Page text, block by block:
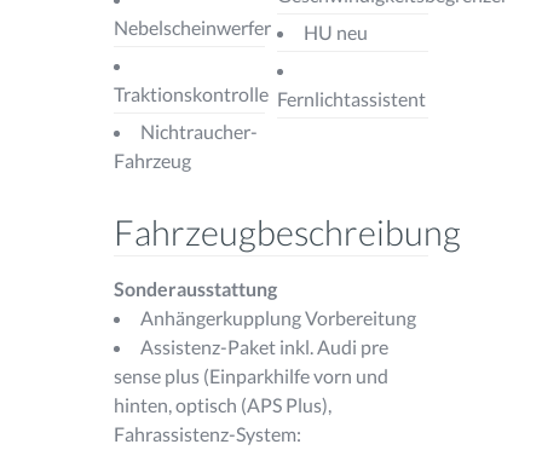
Nebelscheinwerfer
Traktionskontrolle
Nichtraucher-
Fahrzeug
HU neu
Fernlichtassistent
Fahrzeugbeschreibung
Sonderausstattung
Anhängerkupplung Vorbereitung
Assistenz-Paket inkl. Audi pre
sense plus (Einparkhilfe vorn und
hinten, optisch (APS Plus),
Fahrassistenz-System: